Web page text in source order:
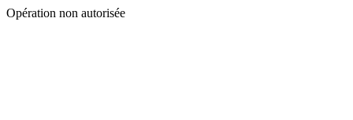
Opération non autorisée